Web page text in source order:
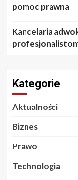
pomoc prawna
Kancelaria
Kategorie
Aktualności
Biznes
Prawo
Technologia